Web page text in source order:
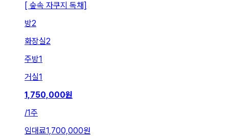
[ 숲속 자쿠지 독채]
방2
화장실2
주방1
거실1
1,750,000원
/1주
임대료1,700,000원